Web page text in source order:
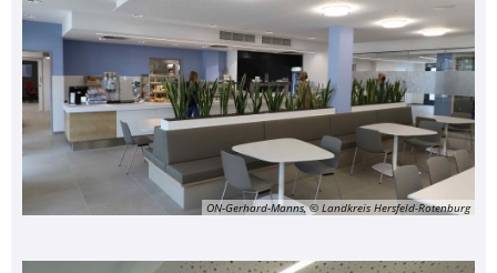
ON-Gerhard-Manns, © Landkreis Hersfeld-Rotenburg